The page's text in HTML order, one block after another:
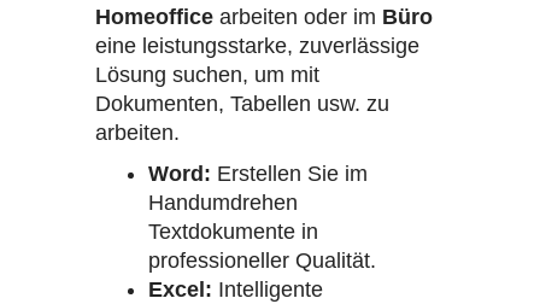
Homeoffice arbeiten oder im Büro
eine leistungsstarke, zuverlässige
Lösung suchen, um mit
Dokumenten, Tabellen usw. zu
arbeiten.
Word: Erstellen Sie im
Handumdrehen
Textdokumente in
professioneller Qualität.
Excel: Intelligente